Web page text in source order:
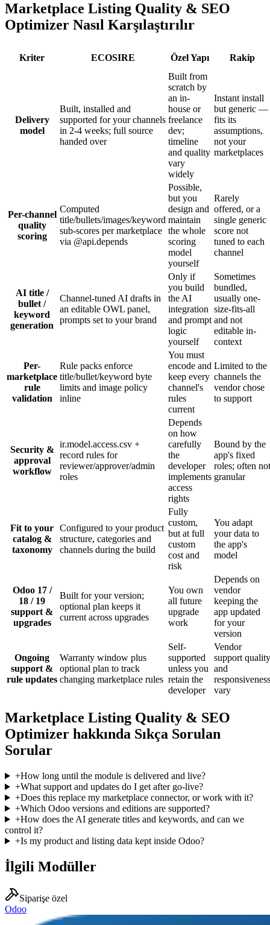
Marketplace Listing Quality & SEO
Optimizer Nasıl Karşılaştırılır
Kriter ECOSIRE Özel Yapı Rakip
Delivery
model
Built, installed and
supported for your channels
in 2-4 weeks; full source
handed over
Built from
scratch by
an in-
house or
freelance
dev;
timeline
and quality
vary
widely
Instant install
but generic —
fits its
assumptions,
not your
marketplaces
Per-channel
quality
scoring
Computed
title/bullets/images/keyword
sub-scores per marketplace
via @api.depends
Possible,
but you
design and
maintain
the whole
scoring
model
yourself
Rarely
offered, or a
single generic
score not
tuned to each
channel
AI title /
bullet /
keyword
generation
Channel-tuned AI drafts in
an editable OWL panel,
prompts set to your brand
Only if
you build
the AI
integration
and prompt
logic
yourself
Sometimes
bundled,
usually one-
size-fits-all
and not
editable in-
context
Per-
marketplace
rule
validation
Rule packs enforce
title/bullet/keyword byte
limits and image policy
inline
You must
encode and
keep every
channel's
rules
current
Limited to the
channels the
vendor chose
to support
Security &
approval
workflow
ir.model.access.csv +
record rules for
reviewer/approver/admin
roles
Depends
on how
carefully
the
developer
implements
access
rights
Bound by the
app's fixed
roles; often not
granular
Fit to your
catalog &
taxonomy
Configured to your product
structure, categories and
channels during the build
Fully
custom,
but at full
custom
cost and
risk
You adapt
your data to
the app's
model
Odoo 17 /
18 / 19
support &
upgrades
Built for your version;
optional plan keeps it
current across upgrades
You own
all future
upgrade
work
Depends on
vendor
keeping the
app updated
for your
version
Ongoing
support &
rule updates
Warranty window plus
optional plan to track
changing marketplace rules
Self-
supported
unless you
retain the
developer
Vendor
support quality
and
responsiveness
vary
Marketplace Listing Quality & SEO
Optimizer hakkında Sıkça Sorulan
Sorular
+How long until the module is delivered and live?
+What support and updates do I get after go-live?
+Does this replace my marketplace connector, or work with it?
+Which Odoo versions and editions are supported?
+How does the AI generate titles and keywords, and can we
control it?
+Is my product and listing data kept inside Odoo?
İlgili Modüller
Siparişe özel
Odoo